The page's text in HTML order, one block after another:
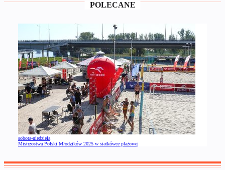
POLECANE
sobota-niedziela
Mistrzostwa Polski Młodzików 2025 w siatkówce plażowej